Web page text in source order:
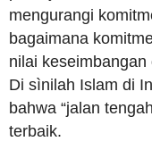
mengurangi
bagaimana
nilai
Di sìnilah Islam di
bahwa “jalan
terbaik.